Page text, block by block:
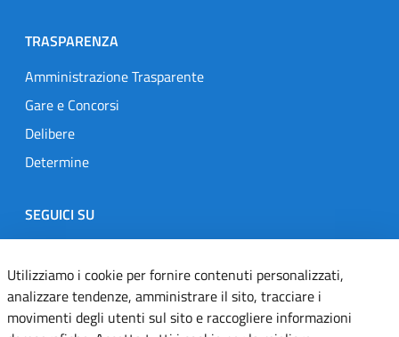
TRASPARENZA
Amministrazione Trasparente
Gare e Concorsi
Delibere
Determine
SEGUICI SU
Designers Italia
TwitterInstagramYoutubeLinkedin
Utilizziamo i cookie per fornire contenuti personalizzati,
analizzare tendenze, amministrare il sito, tracciare i
movimenti degli utenti sul sito e raccogliere informazioni